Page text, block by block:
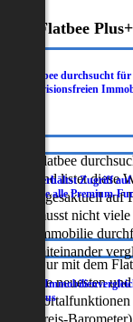
Flatbee
Flatbee durchsucht
provisionsfreien
Flatbee
und listet diese
tagesaktuell
musst nicht
Immobilie
miteinander
Du erhältst Zugriff
sowie alle Premium-
Nur mit dem
die neuesten
Der
heraus